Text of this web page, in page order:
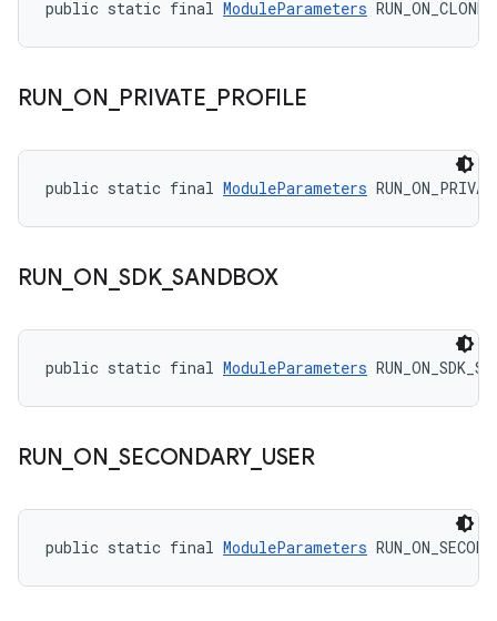
public static final ModuleParameters
RUN ON PRIVATE PROFILE
public static final ModuleParameters
RUN ON _SDK_SANDBOX
public static final ModuleParameters
RUN ON _SECONDARY_ USER
public static final ModuleParameters